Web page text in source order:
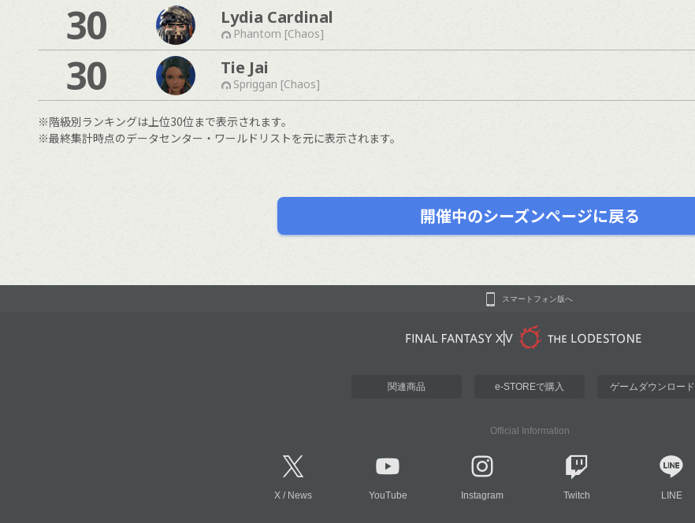
30 Lydia Cardinal
Phantom [Chaos]
30 Tie Jai
Spriggan [Chaos]
※階級別ランキングは上位30位まで表示されます。
※最終集計時点のデータセンター・ワールドリストを元に表示されます。
開催中のシーズンページに戻る
スマートフォン版へ
関連商品 e-STOREで購入 ゲームダウンロード
Official Information
X / News YouTube Instagram Twitch LINE